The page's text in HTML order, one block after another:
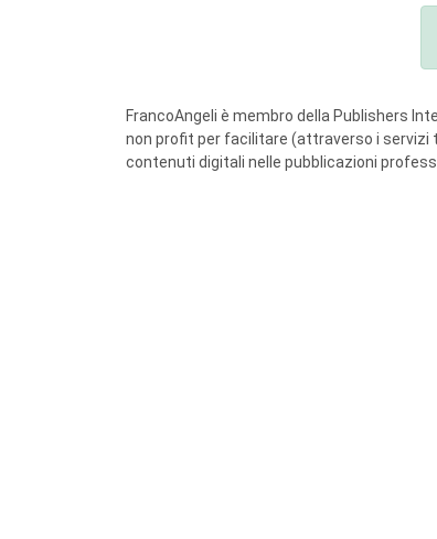
FrancoAngeli è membro della Publishers
non profit per facilitare (attraverso i servizi
contenuti digitali nelle pubblicazioni